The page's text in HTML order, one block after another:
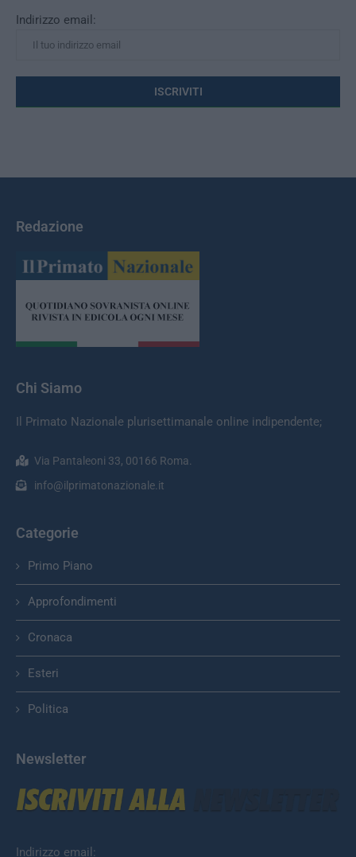
Indirizzo email:
Redazione
Chi Siamo
Il Primato Nazionale plurisettimanale online indipendente;
Via Pantaleoni 33, 00166 Roma.
info@ilprimatonazionale.it
Categorie
Primo Piano
Approfondimenti
Cronaca
Esteri
Politica
Newsletter
Indirizzo email: